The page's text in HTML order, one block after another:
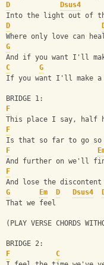
D
Dsus4
Into the light out of
D
Where only love can
G
And if you want I'll
C
G
If you want I'll make
BRIDGE 1:
F
This place I say, half
F
Is that so far to go so
F
And further on we'll
F
And lose the
G
Em D Dsus4
That we feel
(PLAY VERSE CHORDS
BRIDGE 2:
F
C